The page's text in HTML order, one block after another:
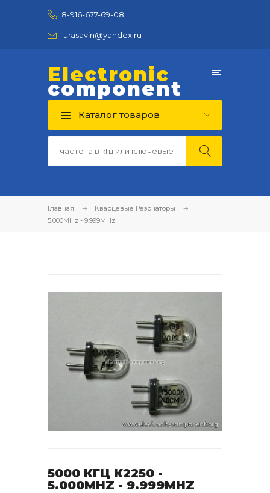
8-916-677-69-08
urasavin@yandex.ru
Electronic
component
Каталог товаров
Главная
Кварцевые Резонаторы
5.000MHz - 9.999MHz
5000 КГЦ К2250 -
5.000MHZ - 9.999MHZ